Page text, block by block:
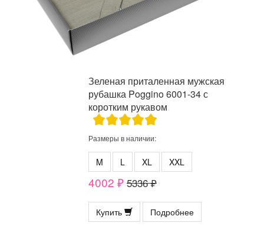
Зеленая приталенная мужская
рубашка Poggino 6001-34 с
коротким рукавом
Размеры в наличии:
M L XL XXL
4002 ₽ 5336 ₽
Купить Подробнее